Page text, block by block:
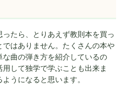
たら、とりあえず教則本を買っ
はありません。たくさんの本や
曲の弾き方を紹介しているの
して独学で学ぶことも出来ま
うになると思います。